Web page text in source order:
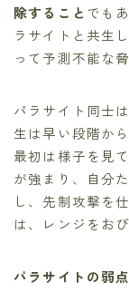
除すること でも
ラサイトと共生
って予測不能な
パラサイト同士
生は早い段階か
最初は様子を見
が強まり、自分
し、先制攻撃を
は、レンジをお
パラサイトの弱点